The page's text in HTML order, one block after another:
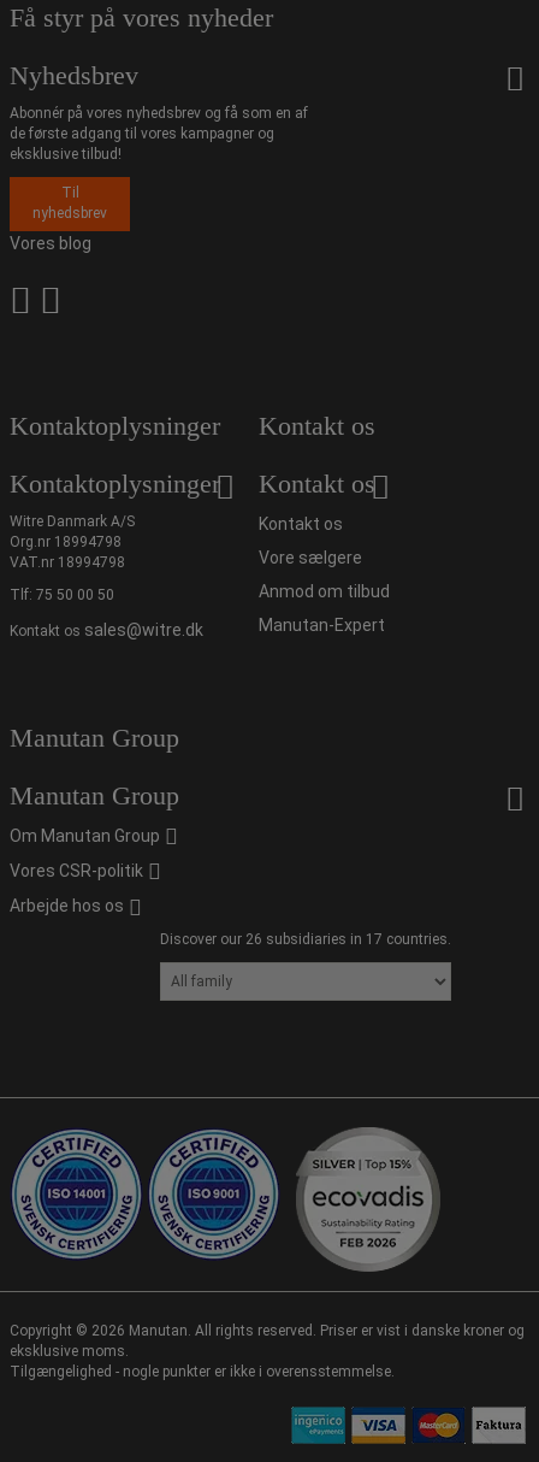
Få styr på vores nyheder
Nyhedsbrev
Abonnér på vores nyhedsbrev og få som en af
de første adgang til vores kampagner og
eksklusive tilbud!
Til
nyhedsbrev
Vores blog
Kontaktoplysninger
Kontaktoplysninger
Witre Danmark A/S
Org.nr 18994798
VAT.nr 18994798
Tlf: 75 50 00 50
Kontakt os sales@witre.dk
Kontakt os
Kontakt os
Kontakt os
Vore sælgere
Anmod om tilbud
Manutan-Expert
Manutan Group
Manutan Group
Om Manutan Group
Vores CSR-politik
Arbejde hos os
Discover our 26 subsidiaries in 17 countries.
Copyright © 2026 Manutan. All rights reserved. Priser er vist i danske kroner og
eksklusive moms.
Tilgængelighed - nogle punkter er ikke i overensstemmelse.